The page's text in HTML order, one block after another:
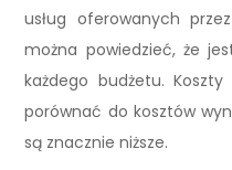
usług oferowanych
można powiedzieć, że
każdego budżetu.
porównać do kosztów
są znacznie niższe.